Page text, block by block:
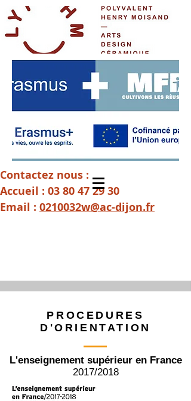
Contactez nous :
Accueil : 03 80 47 29 30
Email : 0210032w@ac-dijon.fr
PROCEDURES
D'ORIENTATION
L'enseignement supérieur en France
2017/2018